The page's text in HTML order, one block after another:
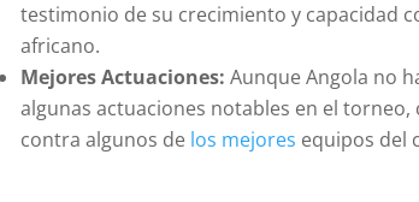
testimonio de su crecimiento y capacidad
africano.
Mejores Actuaciones: Aunque Angola no
algunas actuaciones notables en el
contra algunos de los mejores equipos del